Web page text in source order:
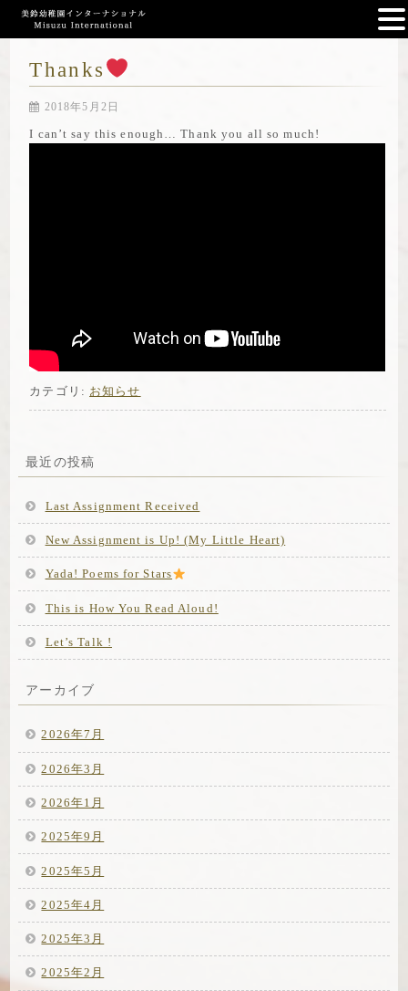
Thanks
2018年5月2日
I can’t say this enough… Thank you all so much!
カテゴリ: お知らせ
最近の投稿
Last Assignment Received
New Assignment is Up! (My Little Heart)
Yada! Poems for Stars
This is How You Read Aloud!
Let’s Talk !
アーカイブ
2026年7月
2026年3月
2026年1月
2025年9月
2025年5月
2025年4月
2025年3月
2025年2月